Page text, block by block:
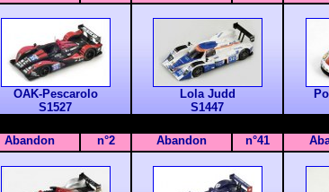
OAK-Pescarolo
S1527
Lola Judd
S1447
Abandon n°2 Abandon n°41